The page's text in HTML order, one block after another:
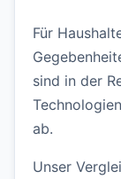
Für
sind in der
ab.
Unser